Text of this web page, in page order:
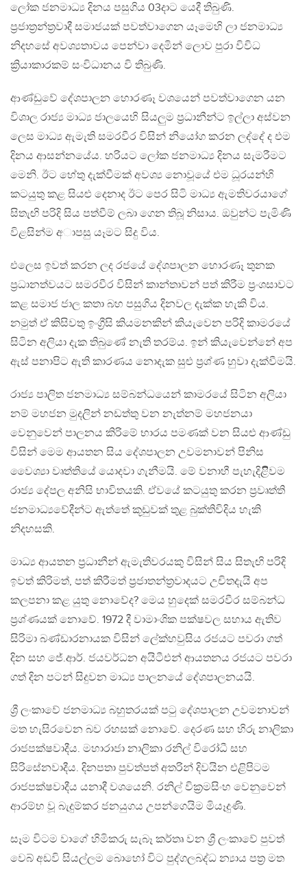
ලෝක ජනමාධ්‍ය දිනය පසුගිය 03දාට යෙදී තිබුණි.
ප්‍රජාත්‍රන්ත්‍රවාදී සමාජයක් පවත්වාගෙන යෑමෙහි ලා ජනමාධ්‍ය
නිදහසේ අවශ්‍යතාවය පෙන්වා දෙමින් ලොව පුරා විවිධ
ක්‍රියාකාරකම් සංවිධානය වි තිබුණි.
ආණ්ඩුවේ දේශපාලන හොරණෑ වශයෙන් පවත්වාගෙන යන
විශාල රාජ්‍ය මාධ්‍ය ජාලයෙහි සියලුම ප්‍රධානීන්ට ඉල්ලා අස්වන
ලෙස මාධ්‍ය ඇමැති සමරවීර විසින් නියෝග කරන ලද්දේ ද එම
දිනය ආසන්නයේය. හරියට ලෝක ජනමාධ්‍ය දිනය සැමරීමට
මෙනි. ඊට හේතු දැක්වීමක් අවශ්‍ය නොවූයේ එම ධූරයන්හි
කටයුතු කළ සියළු දෙනාද ඊට පෙර සිටි මාධ්‍ය ඇමතිවරයාගේ
සිතැඟි පරිදි සිය පත්වීම් ලබා ගෙන තිබූ නිසාය. ඔවුන්ට පැමිණි
විළසින්ම අාපසු යෑමට සිදු විය.
එලෙස ඉවත් කරන ලද රජයේ දේශපාලන හොරණෑ තුනක
ප්‍රධානත්වයට සමරවීර විසින් කාන්තාවන් පත් කිරීම ප්‍රංශසාවට
කළ සමාජ ජාල කතා බහ පසුගිය දිනවල දැක්ක හැකි විය.
නමුත් ඒ කිසිවතු ඉංග්‍රීසි කියමනකින් කියැවෙන පරිදි කාමරයේ
සිටින අලියා දැක තිබුණේ නැති තරම්ය. ඉන් කියැවෙන්නේ අප
ඇස් පනාපිට ඇති කාරණය නොදැක සුළු ප්‍රශ්ණ හුවා දැක්වීමයි.
රාජ්‍ය පාලිත ජනමාධ්‍ය සම්බන්ධයෙන් කාමරයේ සිටින අලියා
නම් මහජන මුදලින් නඩත්තු වන නැත්නම් මහජනයා
වෙනුවෙන් පාලනය කිරිමේ භාරය පමණක් වන සියළු ආණ්ඩු
විසින් මෙම ආයතන සිය දේශපාලන උවමනාවන් පිනිස
වෛශ්‍යා වෘත්තියේ යොදවා ගැනීමයි. මේ වනාහී පැහැදිළිිවම
රාජ්‍ය දේපල අනිසි භාවිතයකි. ඒවයේ කටයුතු කරන ප්‍රවෘත්ති
ජනමාධ්‍යවේදීන්ට ඇත්තේ කූඩුවක් තුළ බුක්තිවිදිය හැකි
නිදහසකි.
මාධ්‍ය ආයතන ප්‍රධානීන් ඇමැතිවරයකු විසින් සිය සිතැඟි පරිදි
ඉවත් කිරිමත්, පත් කිරීමත් ප්‍රජාතන්ත්‍රවාදයට උචිතදැයි අප
කලපනා කළ යුතු නොවේද? මෙය හුදෙක් සමරවීර සම්බන්ධ
ප්‍රශ්ණයක් නොවේ. 1972 දී වාමාංශික පක්ෂවල සහාය ඇතිව
සිරිමා බණ්ඩාරනායක විසින් ලේක්හවුසිය රජයට පවරා ගත්
දින සහ ජේ.ආර්. ජයවර්ධන අයිටීඑන් ආයතනය රජයට පවරා
ගත් දින පටන් සිදුවන මාධ්‍ය පාලනයේ දේශපාලනයයි.
ශ්‍රී ලංකාවේ ජනමාධ්‍ය බහුතරයක් පටු දේශපාලන උවමනාවන්
මත හැසිරවෙන බව රහසක් නොවේ. දෙරණ සහ හිරු නාලිකා
රාජපක්ෂවාදීය. මහාරාජා නාලිකා රනිල් විරෝධී සහ
සිරිසේනවාදීය. දිනපතා පුවත්පත් අතරින් දිවයින එළිපිටම
රාජපක්ෂවාදීය යනාදී වශයෙනි. රනිල් වික්‍රමසිංහ වෙනුවෙන්
ආරම්භ වූ බැදුම්කර ජනයුගය උපන්ගෙයිම මියෑදුණි.
සෑම විටම වාගේ හිමිකරු සැබෑ කර්තෘ වන ශ්‍රී ලංකාවේ පුවත්
වෙබ් අඩවි සියල්ලම බොහෝ විට පුද්ගලබද්ධ න්‍යාය පත්‍ර මත